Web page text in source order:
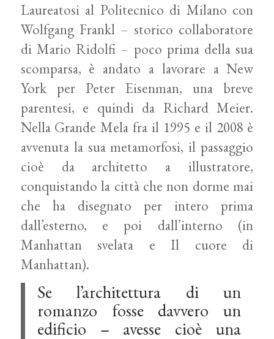
Laureatosi al Politecnico di Milano con
Wolfgang Frankl – storico collaboratore
di Mario Ridolfi – poco prima della sua
scomparsa, è andato a lavorare a New
York per Peter Eisenman, una breve
parentesi, e quindi da Richard Meier.
Nella Grande Mela fra il 1995 e il 2008 è
avvenuta la sua metamorfosi, il passaggio
cioè da architetto a illustratore,
conquistando la città che non dorme mai
che ha disegnato per intero prima
dall’esterno, e poi dall’interno (in
Manhattan svelata e Il cuore di
Manhattan).
Se l’architettura di un
romanzo fosse davvero un
edificio – avesse cioè una